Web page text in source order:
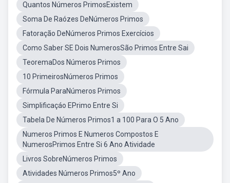
Quantos Números PrimosExistem
Soma De Raózes DeNúmeros Primos
Fatoração DeNúmeros Primos Exercícios
Como Saber SE Dois NumerosSão Primos Entre Sai
TeoremaDos Números Primos
10 PrimeirosNúmeros Primos
Fórmula ParaNúmeros Primos
Simplificaçáo EPrimo Entre Si
Tabela De Números Primos1 a 100 Para O 5 Ano
Numeros Primos E Numeros Compostos E
NumerosPrimos Entre Si 6 Ano Atividade
Livros SobreNúmeros Primos
Atividades Números Primos5º Ano